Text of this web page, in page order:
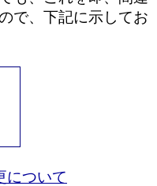
で、下記に示してお
について